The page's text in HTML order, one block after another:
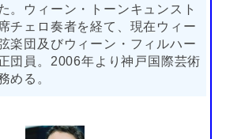
。ウィーン・トーンキュンスト
チェロ奏者を経て、現在ウィー
楽団及びウィーン・フィルハー
団員。2006年より神戸国際芸術
める。